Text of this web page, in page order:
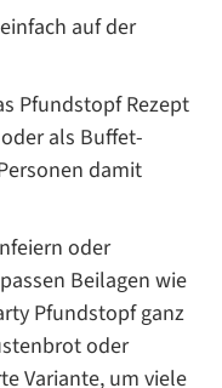
auf der
Pfundstopf Rezept
als Buffet-
damit
oder
Beilagen wie
Pfundstopf ganz
oder
Variante, um viele